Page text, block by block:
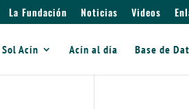
La Fundación Noticias Videos
Sol Acín Acín al día Base de